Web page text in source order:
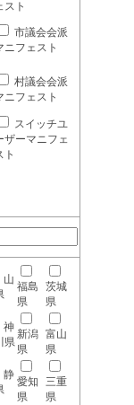
スト
市議会会派
ニフェスト
村議会会派
ニフェスト
スイッチユ
ザーマニフェ
ト
山
福島
県
茨城
県
神
県
新潟
県
富山
県
静
愛知
県
三重
県